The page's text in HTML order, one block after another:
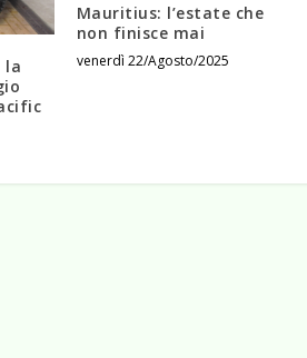
la
Mauritius: l’estate che
non finisce mai
venerdì 22/Agosto/2025